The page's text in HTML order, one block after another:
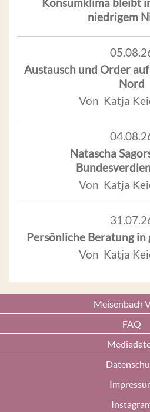
niedrigem
Austausch und Order
Nord
Von Katja
Natascha
Von Katja
Persönliche Beratung in
Von Katja
Meisenbach
FAQ